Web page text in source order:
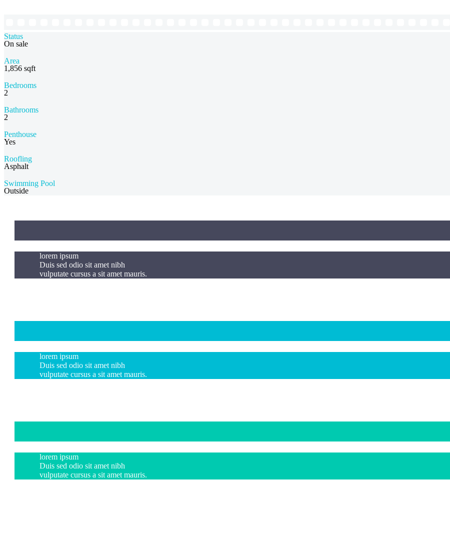
Status
On sale
Area
1,856 sqft
Bedrooms
2
Bathrooms
2
Penthouse
Yes
Roofling
Asphalt
Swimming Pool
Outside
lorem ipsum
Duis sed odio sit amet nibh
vulputate cursus a sit amet mauris.
lorem ipsum
Duis sed odio sit amet nibh
vulputate cursus a sit amet mauris.
lorem ipsum
Duis sed odio sit amet nibh
vulputate cursus a sit amet mauris.